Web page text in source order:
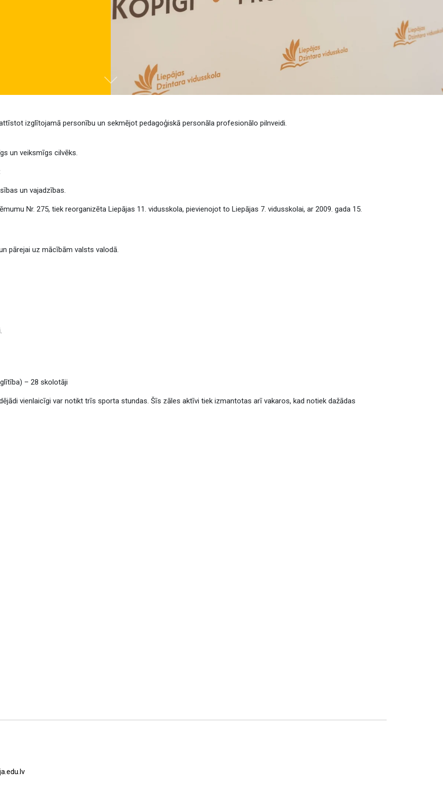
Tālāk
izglītojamā personību un sekmējot pedagoģiskā personāla profesionālo pilnveidi.
un veiksmīgs cilvēks.
un vajadzības.
Nr. 275, tiek reorganizēta Liepājas 11. vidusskola, pievienojot to Liepājas 7. vidusskolai, ar 2009. gada 15.
pārejai uz mācībām valsts valodā.
.
– 28 skolotāji
vienlaicīgi var notikt trīs sporta stundas. Šīs zāles aktīvi tiek izmantotas arī vakaros, kad notiek dažādas